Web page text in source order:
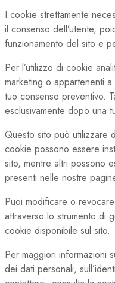
I cookie strettamente
il consenso dell’utente,
funzionamento del sito e
Per l’utilizzo di cookie
marketing o appartenenti
tuo consenso preventivo.
esclusivamente dopo una
Questo sito può utilizzare
cookie possono essere
sito, mentre altri possono
presenti nelle nostre
Puoi modificare o
attraverso lo strumento di
cookie disponibile sul sito.
Per maggiori informazioni
dei dati personali,